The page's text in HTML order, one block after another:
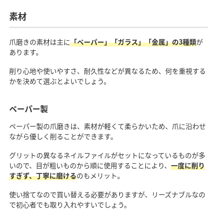
素材
爪磨きの素材は主に「ペーパー」「ガラス」「金属」の3種類が
あります。
削り心地や使いやすさ、耐久性などが異なるため、何を重視する
かを決めて選ぶとよいでしょう。
ペーパー製
ペーパー製の爪磨きは、素材が軽くて柔らかいため、爪に沿わせ
ながら優しく削ることができます。
グリットの異なるネイルファイルがセットになっているものが多
いので、目が粗いものから順に使用することにより、 一度に削り
すぎず、丁寧に磨けるのもメリット。
使い捨てなので買い替える必要がありますが、リーズナブルなの
で初心者でも取り入れやすいでしょう。